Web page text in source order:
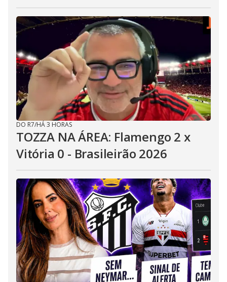
DO R7/HÁ 3 HORAS
TOZZA NA ÁREA: Flamengo 2 x
Vitória 0 - Brasileirão 2026